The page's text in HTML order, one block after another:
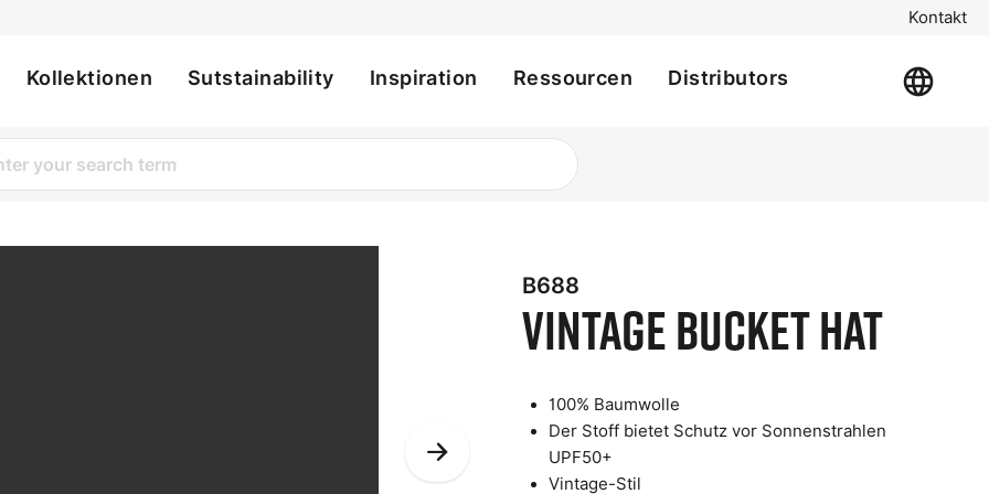
Kontakt
Kollektionen Sutstainability Inspiration Ressourcen Distributors
B688
Vintage Bucket Hat
100% Baumwolle
Der Stoff bietet Schutz vor Sonnenstrahlen
UPF50+
Vintage-Stil